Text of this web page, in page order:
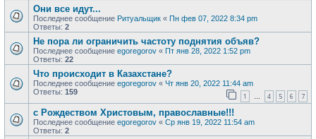
Они все идут...
Последнее сообщение Ритуальщик « Пн фев 07, 2022 8:34 pm
Ответы: 2
Не пора ли ограничить частоту поднятия объяв?
Последнее сообщение egoregorov « Пт янв 28, 2022 1:52 pm
Ответы: 22
Что происходит в Казахстане?
Последнее сообщение egoregorov « Чт янв 20, 2022 11:44 am
Ответы: 159 1 … 4 5 6 7
с Рождеством Христовым, православные!!!
Последнее сообщение egoregorov « Ср янв 19, 2022 11:54 am
Ответы: 2